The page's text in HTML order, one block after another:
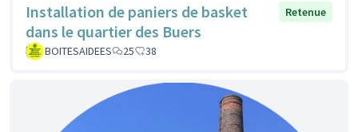
Installation de paniers de basket
dans le quartier des Buers
Retenue
BOITESAIDEES 25 38